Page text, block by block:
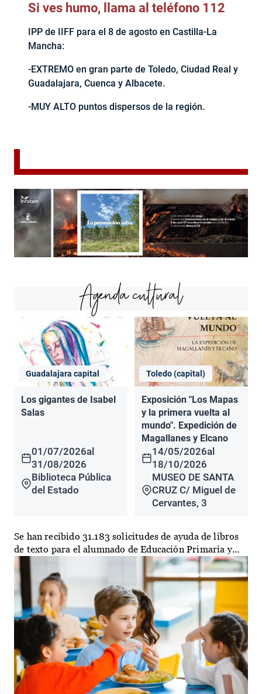
Si ves humo, llama al teléfono 112
IPP de IIFF para el 8 de agosto en Castilla-La
Mancha:
-EXTREMO en gran parte de Toledo, Ciudad Real y
Guadalajara, Cuenca y Albacete.
-MUY ALTO puntos dispersos de la región.
Agenda cultural
Guadalajara capital
Los gigantes de Isabel
Salas
01/07/2026al
31/08/2026
Biblioteca Pública
del Estado
Toledo (capital)
Exposición "Los Mapas
y la primera vuelta al
mundo". Expedición de
Magallanes y Elcano
14/05/2026al
18/10/2026
MUSEO DE SANTA
CRUZ C/ Miguel de
Cervantes, 3
Se han recibido 31.183 solicitudes de ayuda de libros
de texto para el alumnado de Educación Primaria y...